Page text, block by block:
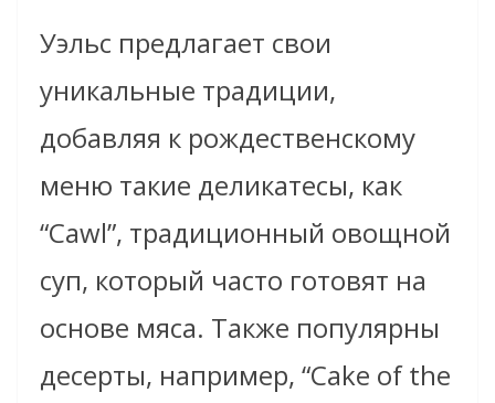
Уэльс предлагает свои
уникальные традиции,
добавляя к рождественскому
меню такие деликатесы, как
“Cawl”, традиционный овощной
суп, который часто готовят на
основе мяса. Также популярны
десерты, например, “Cake of the